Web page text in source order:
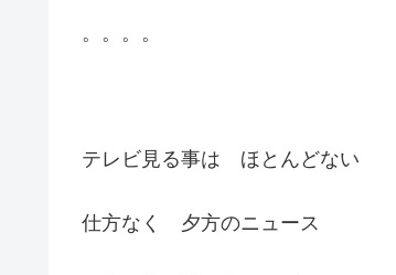
。。。。
テレビ見る事は ほとんどない
仕方なく 夕方のニュース